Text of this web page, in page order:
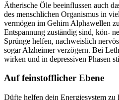
Ätherische Öle beeinflussen auch
des menschlichen Organismus in
vermögen im Gehirn Alphawellen
Entspannung zuständig sind, kön-
Sprünge helfen, nachweislich
sogar Alzheimer verzögern. Bei
wirken und in depressiven Phasen
Auf feinstofflicher Ebene
Düfte helfen dein Energiesystem zu